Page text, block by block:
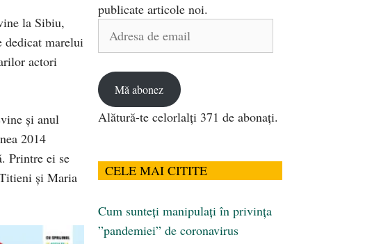
la Sibiu,
dedicat marelui
actori
şi anul
2014
Printre ei se
şi Maria
publicate articole noi.
Adresa
Mă abonez
Alătură-te celorlalți 371 de abonați.
CELE MAI CITITE
Cum sunteți manipulați în privința
”pandemiei” de coronavirus